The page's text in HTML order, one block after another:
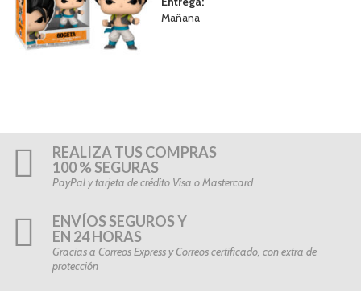
Mañana
REALIZA TUS COMPRAS
100 % SEGURAS
PayPal y tarjeta de crédito Visa o Mastercard
ENVÍOS SEGUROS Y
EN 24 HORAS
Gracias a Correos Express y Correos certificado, con extra de
protección